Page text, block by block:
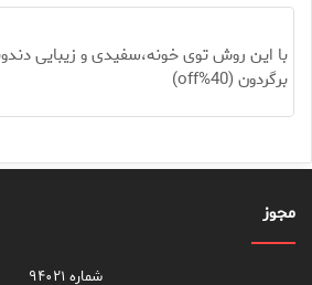
با این روش توی خونه،سفیدی و زیبایی
برگردون (40%off)
مجوز
شماره ۹۴۰۲۱